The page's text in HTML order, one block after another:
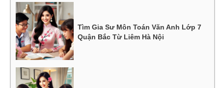
Tìm Gia Sư Môn Toán Văn Anh Lớp 7
Quận Bắc Từ Liêm Hà Nội